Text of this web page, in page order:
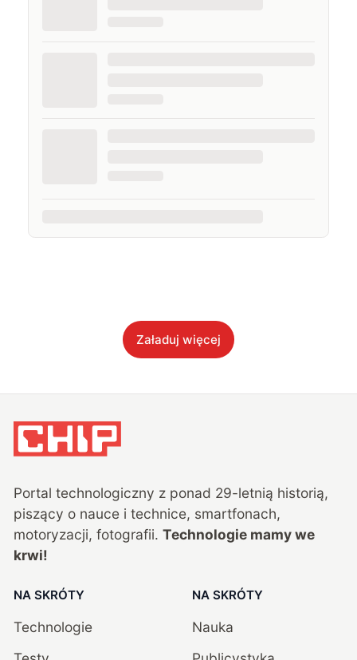
Załaduj więcej
Portal technologiczny z ponad 29-letnią historią,
piszący o nauce i technice, smartfonach,
motoryzacji, fotografii. Technologie mamy we
krwi!
NA SKRÓTY
Technologie
NA SKRÓTY
Nauka